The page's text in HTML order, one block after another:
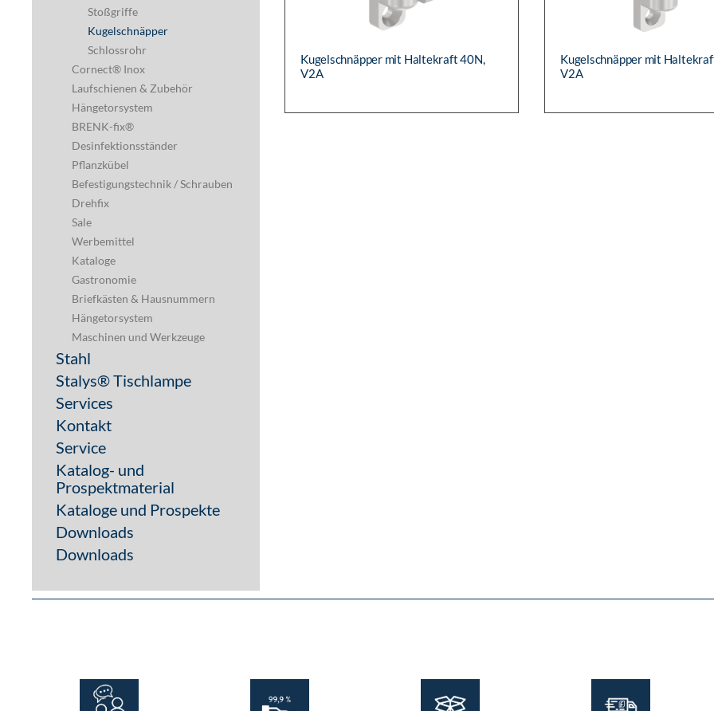
Stoßgriffe
Kugelschnäpper
Schlossrohr
Cornect® Inox
Laufschienen & Zubehör
Hängetorsystem
BRENK-fix®
Desinfektionsständer
Pflanzkübel
Befestigungstechnik / Schrauben
Drehfix
Sale
Werbemittel
Kataloge
Gastronomie
Briefkästen & Hausnummern
Hängetorsystem
Maschinen und Werkzeuge
Stahl
Stalys® Tischlampe
Services
Kontakt
Service
Katalog- und
Prospektmaterial
Kataloge und Prospekte
Downloads
Downloads
Kugelschnäpper mit Haltekraft 40N,
V2A
Kugelschnäpper mit
V2A